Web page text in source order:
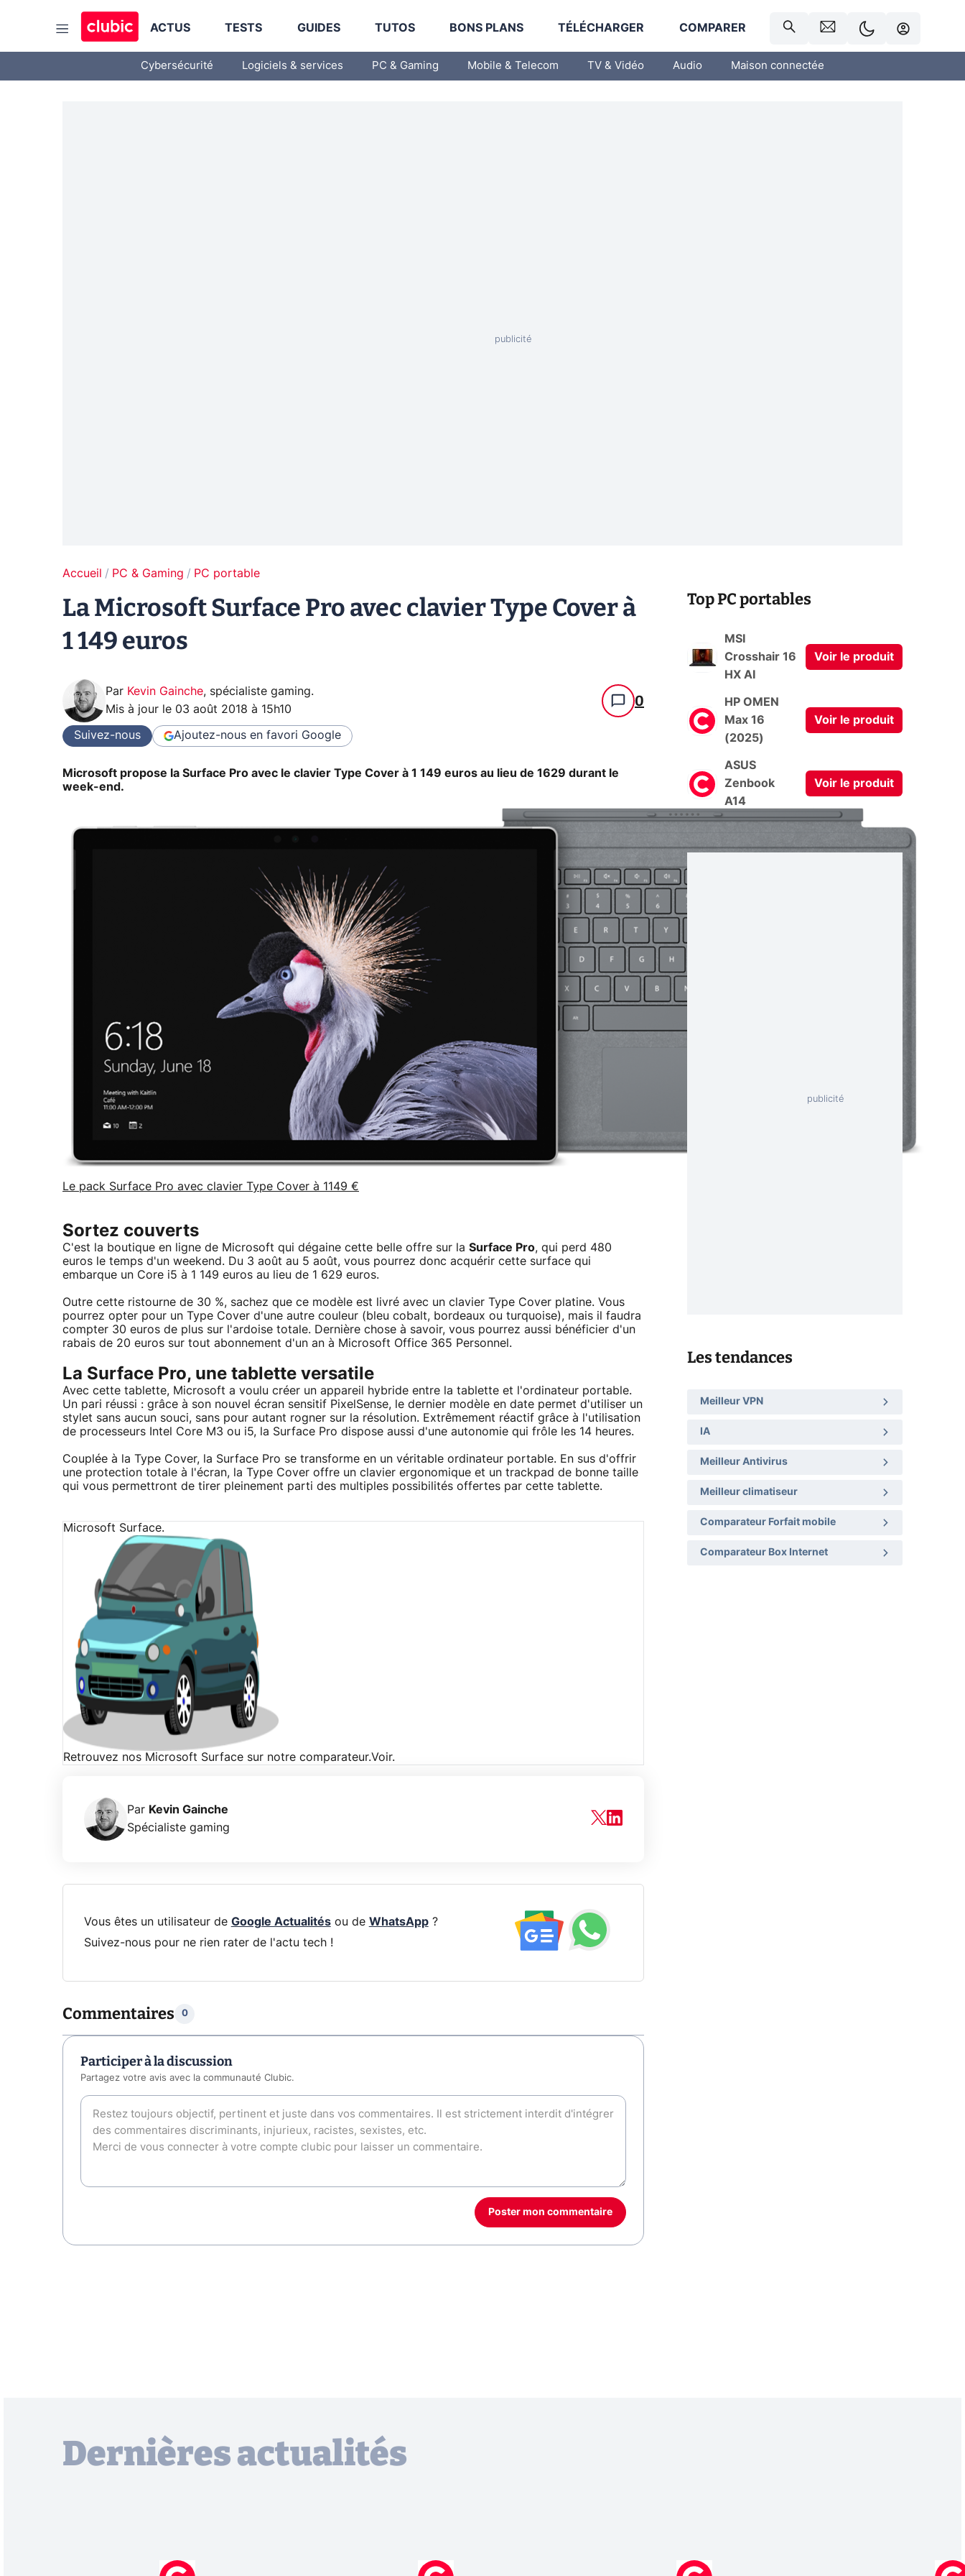
ACTUS TESTS GUIDES TUTOS BONS PLANS TÉLÉCHARGER COMPARER
Cybersécurité Logiciels & services PC & Gaming Mobile & Telecom TV & Vidéo Audio Maison connectée
Accueil PC & Gaming PC portable
La Microsoft Surface Pro avec clavier Type Cover à
1 149 euros
Par Kevin Gainche, spécialiste gaming.
Mis à jour le 03 août 2018 à 15h10 0
Suivez-nous Ajoutez-nous en favori Google
Microsoft propose la Surface Pro avec le clavier Type Cover à 1 149 euros au lieu de 1629 durant le
week-end.
Le pack Surface Pro avec clavier Type Cover à 1149 €
Sortez couverts
C'est la boutique en ligne de Microsoft qui dégaine cette belle offre sur la Surface Pro, qui perd 480
euros le temps d'un weekend. Du 3 août au 5 août, vous pourrez donc acquérir cette surface qui
embarque un Core i5 à 1 149 euros au lieu de 1 629 euros.
Outre cette ristourne de 30 %, sachez que ce modèle est livré avec un clavier Type Cover platine. Vous
pourrez opter pour un Type Cover d'une autre couleur (bleu cobalt, bordeaux ou turquoise), mais il faudra
compter 30 euros de plus sur l'ardoise totale. Dernière chose à savoir, vous pourrez aussi bénéficier d'un
rabais de 20 euros sur tout abonnement d'un an à Microsoft Office 365 Personnel.
La Surface Pro, une tablette versatile
Avec cette tablette, Microsoft a voulu créer un appareil hybride entre la tablette et l'ordinateur portable.
Un pari réussi : grâce à son nouvel écran sensitif PixelSense, le dernier modèle en date permet d'utiliser un
stylet sans aucun souci, sans pour autant rogner sur la résolution. Extrêmement réactif grâce à l'utilisation
de processeurs Intel Core M3 ou i5, la Surface Pro dispose aussi d'une autonomie qui frôle les 14 heures.
Couplée à la Type Cover, la Surface Pro se transforme en un véritable ordinateur portable. En sus d'offrir
une protection totale à l'écran, la Type Cover offre un clavier ergonomique et un trackpad de bonne taille
qui vous permettront de tirer pleinement parti des multiples possibilités offertes par cette tablette.
Microsoft Surface.
Retrouvez nos Microsoft Surface sur notre comparateur.Voir.
Par Kevin Gainche
Spécialiste gaming
Vous êtes un utilisateur de Google Actualitésou de WhatsApp?
Suivez-nous pour ne rien rater de l'actu tech !
Commentaires 0
Participer à la discussion
Partagez votre avis avec la communauté Clubic.
Poster mon commentaire
Top PC portables
MSI
Crosshair 16
HX AI
Voir le produit
HP OMEN
Max 16
(2025)
Voir le produit
ASUS
Zenbook
A14
Voir le produit
Les tendances
Meilleur VPN
IA
Meilleur Antivirus
Meilleur climatiseur
Comparateur Forfait mobile
Comparateur Box Internet
Dernières actualités